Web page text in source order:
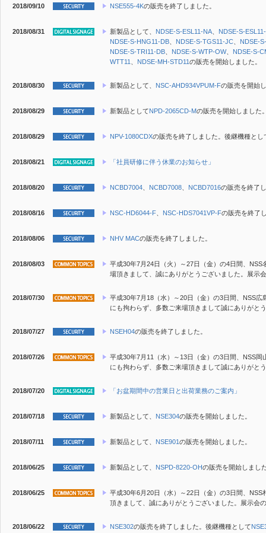
2018/09/10 NSE555-4Kの販売を終了しました。
2018/08/31 新製品として、 NDSE-S-ESL11-NA
NDSE-S-
NDSE-S-HNG11-DB
NDSE-S-TGS11-JC
NDSE-
NDSE-S-TRI11-DB
NDSE-S-WTP-OW、 NDSE-S-
WTT11
NDSE-MH-STD11の販売を開始しました。
2018/08/30 新製品として、 NSC-AHD934VPUM-Fの販売を開始
2018/08/29 新製品としてNPD-2065CD-Mの販売を開始しました
2018/08/29 NPV-1080CDXの販売を終了しました。後継機種とし
2018/08/21 「社員研修に伴う休業のお知らせ」
2018/08/20 NCBD7004 NCBD7008 NCBD7016の販売を終了
2018/08/16 NSC-HD6044-F NSC-HDS7041VP-Fの販売を終了
2018/08/06 NHV MACの販売を終了しました。
2018/08/03
平成30年7月24日（火）～27日（金）の4日間、
場頂きまして、誠にありがとうございました。展示
2018/07/30
平成30年7月18（水）～20日（金）の3日間、NSS
にも拘わらず、多数ご来場頂きまして誠にありがと
2018/07/27 NSEH04の販売を終了しました。
2018/07/26
平成30年7月11（水）～13日（金）の3日間、NSS
にも拘わらず、多数ご来場頂きまして誠にありがと
2018/07/20 「お盆期間中の営業日と出荷業務のご案内」
2018/07/18 新製品として、 NSE304の販売を開始しました。
2018/07/11 新製品として、 NSE901の販売を開始しました。
2018/06/25 新製品として、 NSPD-8220-OHの販売を開始しまし
2018/06/25
平成30年6月20日（水）～22日（金）の3日間、
頂きまして、誠にありがとうございました。展示会
2018/06/22 NSE302の販売を終了しました。後継機種として